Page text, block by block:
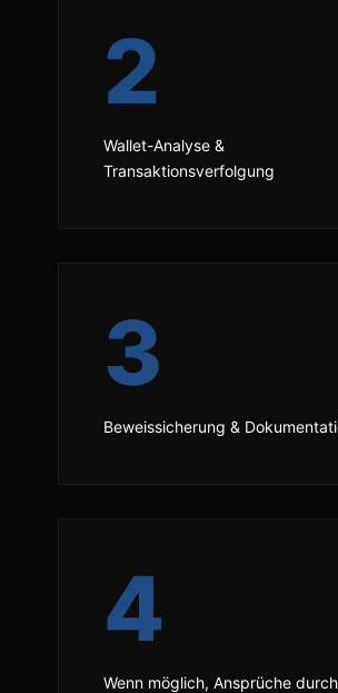
2
Wallet-Analyse &
Transaktionsverfolgung
3
Beweissicherung &
4
Wenn möglich, Ansprüche